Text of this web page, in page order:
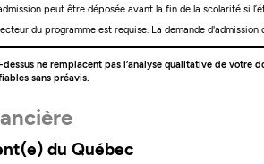
peut être déposée avant la fin de la scolarité si
du programme est requise. La demande
ne remplacent pas l’analyse qualitative de
sans préavis.
du Québec